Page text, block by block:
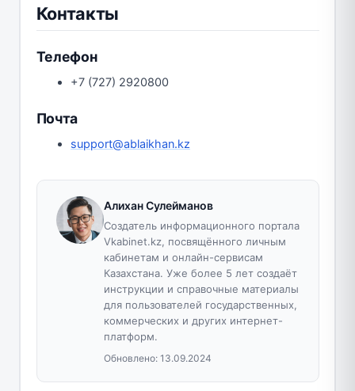
Контакты
Телефон
+7 (727) 2920800
Почта
support@ablaikhan.kz
Алихан Сулейманов
Создатель информационного портала
Vkabinet.kz, посвящённого личным
кабинетам и онлайн-сервисам
Казахстана. Уже более 5 лет создаёт
инструкции и справочные материалы
для пользователей государственных,
коммерческих и других интернет-
платформ.
Обновлено: 13.09.2024